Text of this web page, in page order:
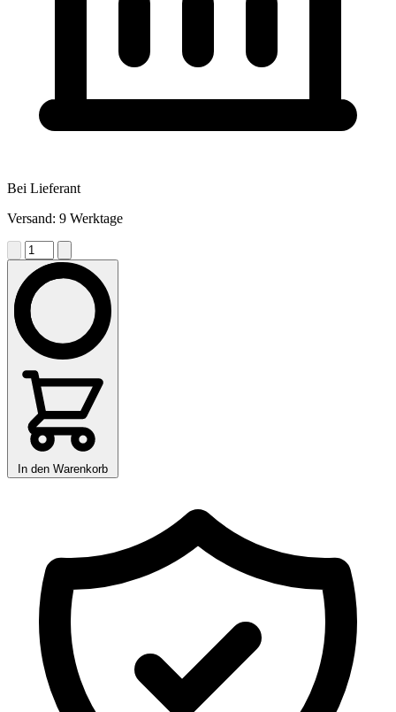
Bei Lieferant
Versand: 9 Werktage
In den Warenkorb